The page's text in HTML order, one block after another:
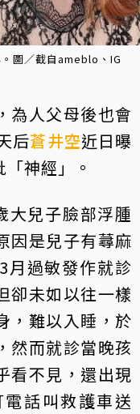
圖／截自ameblo、IG
為人父母後也會
后蒼井空近日曝
神經」。
大兒子臉部浮腫
因是兒子有蕁麻
月過敏發作就診
卻未如以往一樣
，難以入睡，於
然而就診當晚孩
看不見，還出現
話叫救護車送